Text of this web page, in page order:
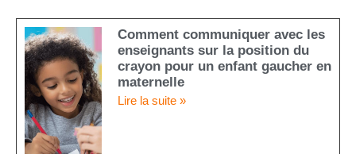
Comment communiquer avec les
enseignants sur la position du
crayon pour un enfant gaucher en
maternelle
Lire la suite »